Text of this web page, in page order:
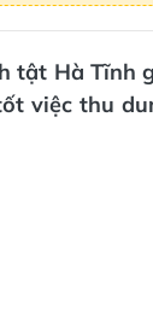
tật Hà Tĩnh
việc thu